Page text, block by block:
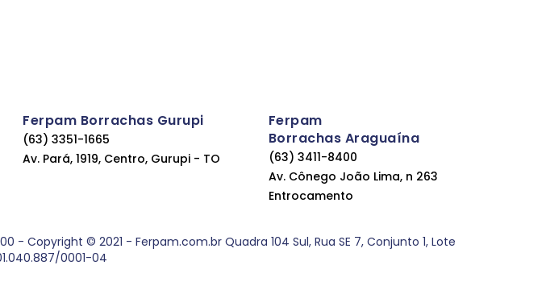
Ferpam Borrachas Gurupi
(63) 3351-1665
Av. Pará, 1919, Centro, Gurupi - TO
Ferpam
Borrachas Araguaína
(63) 3411-8400
Av. Cônego João Lima, n 263
Entrocamento
3600 - Copyright © 2021 - Ferpam.com.br Quadra 104 Sul, Rua SE 7, Conjunto 1, Lote
0001-04